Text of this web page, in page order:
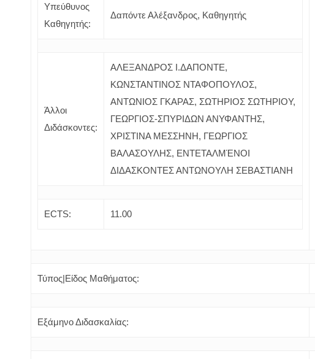
Υπεύθυνος
Καθηγητής:
Δαπόντε Αλέξανδρος, Καθηγητής
Άλλοι
Διδάσκοντες:
ΑΛΕΞΑΝΔΡΟΣ Ι.ΔΑΠΟΝΤΕ,
ΚΩΝΣΤΑΝΤΙΝΟΣ ΝΤΑΦΟΠΟΥΛΟΣ,
ΑΝΤΩΝΙΟΣ ΓΚΑΡΑΣ, ΣΩΤΗΡΙΟΣ ΣΩΤΗΡΙΟΥ,
ΓΕΩΡΓΙΟΣ-ΣΠΥΡΙΔΩΝ ΑΝΥΦΑΝΤΗΣ,
ΧΡΙΣΤΙΝΑ ΜΕΣΣΗΝΗ, ΓΕΩΡΓΙΟΣ
ΒΑΛΑΣΟΥΛΗΣ, ΕΝΤΕΤΑΛΜΈΝΟΙ
ΔΙΔΑΣΚΟΝΤΕΣ ΑΝΤΩΝΟΥΛΗ ΣΕΒΑΣΤΙΑΝΗ
ECTS: 11.00
Τύπος|Είδος Μαθήματος:
Εξάμηνο Διδασκαλίας: